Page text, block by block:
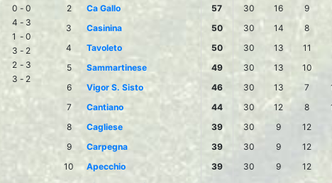
0 - 0
4 - 3
1 - 0
3 - 2
2 - 3
3 - 2
2
Ca Gallo 57 30 16 9
3
Casinina 50 30 14 8
4
Tavoleto 50 30 13 11
5
Sammartinese 49 30 13 10
6
Vigor S. Sisto 46 30 13 7
7
Cantiano 44 30 12 8
8
Cagliese 39 30 9 12
9
Carpegna 39 30 9 12
10
Apecchio 39 30 9 12